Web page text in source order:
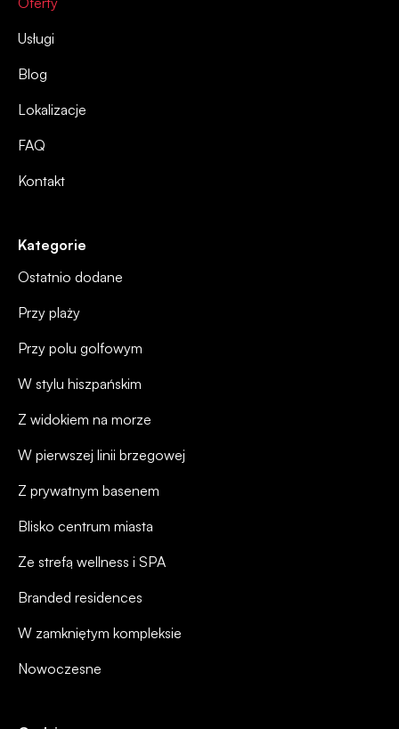
Usługi
Blog
Lokalizacje
FAQ
Kontakt
Kategorie
Ostatnio dodane
Przy plaży
Przy polu golfowym
W stylu hiszpańskim
Z widokiem na morze
W pierwszej linii brzegowej
Z prywatnym basenem
Blisko centrum miasta
Ze strefą wellness i SPA
Branded residences
W zamkniętym kompleksie
Nowoczesne